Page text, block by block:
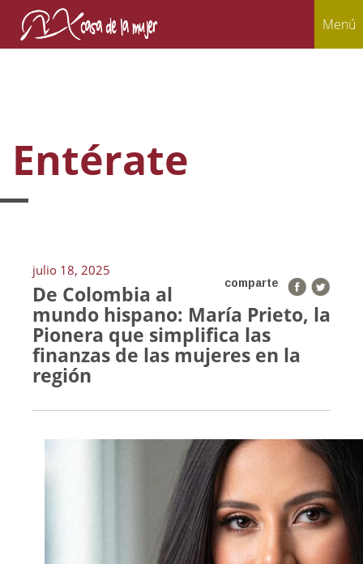
Menú
Entérate
julio 18, 2025
comparte
De Colombia al
mundo hispano: María Prieto, la
Pionera que simplifica las
finanzas de las mujeres en la
región